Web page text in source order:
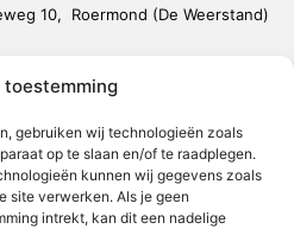
toestemming
gebruiken wij technologieën zoals
op te slaan en/of te raadplegen.
kunnen wij gegevens zoals
site verwerken. Als je geen
intrekt, kan dit een nadelige
10, Roermond (De Weerstand)